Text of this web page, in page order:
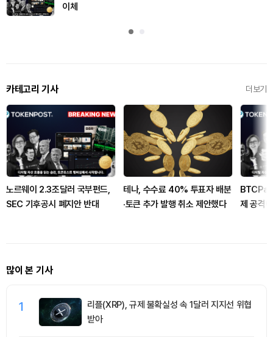
이체
카테고리 기사 더보기
노르웨이 2.3조달러 국부펀드,
SEC 기후공시 폐지안 반대
테나, 수수료 40% 투표자 배분
·토큰 추가 발행 취소 제안했다
BTCPay
제 공격
많이 본 기사
1
리플(XRP), 규제 불확실성 속 1달러 지지선 위협
받아